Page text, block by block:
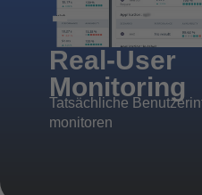
Real-User
Monitoring
Tatsächliche
monitoren